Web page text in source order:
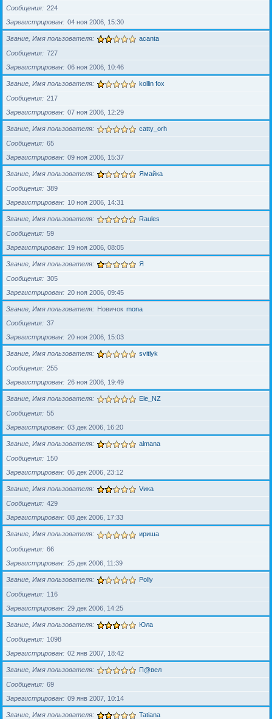
Сообщения
224
Зарегистрирован
04 ноя 2006, 15:30
Звание, Имя пользователя acanta
Сообщения
727
Зарегистрирован
06 ноя 2006, 10:46
Звание, Имя пользователя kollin fox
Сообщения
217
Зарегистрирован
07 ноя 2006, 12:29
Звание, Имя пользователя catty_orh
Сообщения
65
Зарегистрирован
09 ноя 2006, 15:37
Звание, Имя пользователя Ямайка
Сообщения
389
Зарегистрирован
10 ноя 2006, 14:31
Звание, Имя пользователя Raules
Сообщения
59
Зарегистрирован
19 ноя 2006, 08:05
Звание, Имя пользователя Я
Сообщения
305
Зарегистрирован
20 ноя 2006, 09:45
Звание, Имя пользователя Новичок mona
Сообщения
37
Зарегистрирован
20 ноя 2006, 15:03
Звание, Имя пользователя svitlyk
Сообщения
255
Зарегистрирован
26 ноя 2006, 19:49
Звание, Имя пользователя Ele_NZ
Сообщения
55
Зарегистрирован
03 дек 2006, 16:20
Звание, Имя пользователя almana
Сообщения
150
Зарегистрирован
06 дек 2006, 23:12
Звание, Имя пользователя Vика
Сообщения
429
Зарегистрирован
08 дек 2006, 17:33
Звание, Имя пользователя ириша
Сообщения
66
Зарегистрирован
25 дек 2006, 11:39
Звание, Имя пользователя Polly
Сообщения
116
Зарегистрирован
29 дек 2006, 14:25
Звание, Имя пользователя Юла
Сообщения
1098
Зарегистрирован
02 янв 2007, 18:42
Звание, Имя пользователя П@вел
Сообщения
69
Зарегистрирован
09 янв 2007, 10:14
Звание, Имя пользователя Tatiana